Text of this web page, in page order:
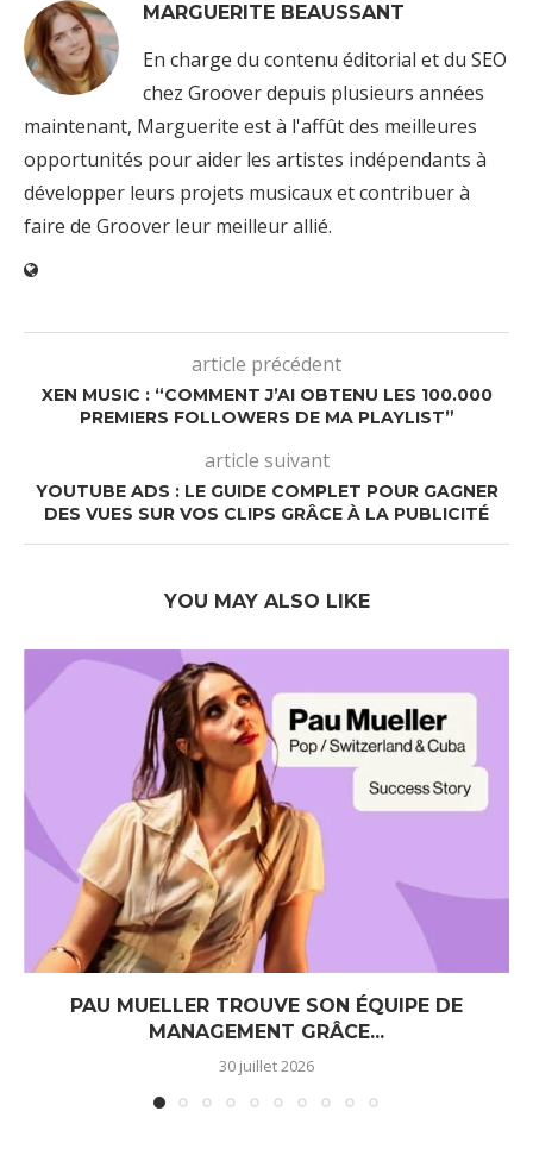
MARGUERITE BEAUSSANT
En charge du contenu éditorial et du SEO
chez Groover depuis plusieurs années
maintenant, Marguerite est à l'affût des meilleures
opportunités pour aider les artistes indépendants à
développer leurs projets musicaux et contribuer à
faire de Groover leur meilleur allié.
article précédent
XEN MUSIC : “COMMENT J’AI OBTENU LES 100.000
PREMIERS FOLLOWERS DE MA PLAYLIST”
article suivant
YOUTUBE ADS : LE GUIDE COMPLET POUR GAGNER
DES VUES SUR VOS CLIPS GRÂCE À LA PUBLICITÉ
YOU MAY ALSO LIKE
PAU MUELLER TROUVE SON ÉQUIPE DE
MANAGEMENT GRÂCE...
30 juillet 2026